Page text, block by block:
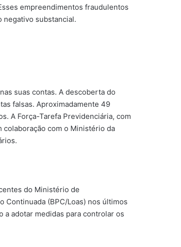
empreendimentos fraudulentos
negativo substancial.
suas contas. A descoberta do
falsas. Aproximadamente 49
A Força-Tarefa Previdenciária, com
colaboração com o Ministério da
do Ministério de
Continuada (BPC/Loas) nos últimos
a adotar medidas para controlar os